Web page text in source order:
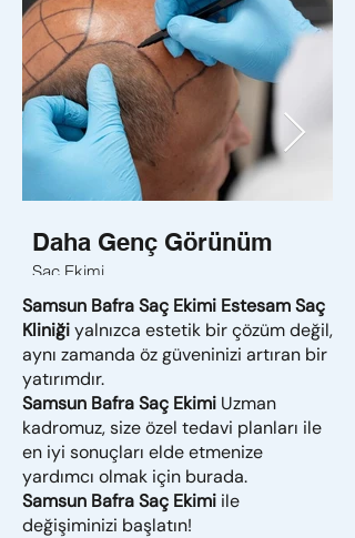
Daha Genç Görünüm
Saç Ekimi
Samsun Bafra Saç Ekimi Estesam Saç
Kliniğiyalnızca estetik bir çözüm değil,
aynı zamanda öz güveninizi artıran bir
yatırımdır.
Samsun Bafra Saç Ekimi Uzman
kadromuz, size özel tedavi planları ile
en iyi sonuçları elde etmenize
yardımcı olmak için burada.
Samsun Bafra Saç Ekimi ile
değişiminizi başlatın!